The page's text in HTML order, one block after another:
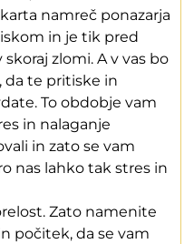
namreč ponazarja
in je tik pred
zlomi. A v vas bo
da te pritiske in
To obdobje vam
in nalaganje
in zato se vam
nas lahko tak stres in
Zato namenite
počitek, da se vam